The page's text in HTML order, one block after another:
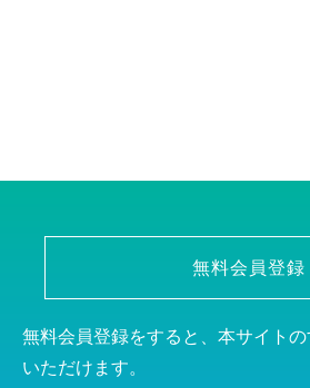
無料会員登録
無料会員登録をすると、本サイト
いただけます。